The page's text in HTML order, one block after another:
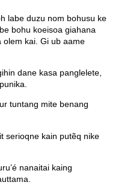
labe duzu nom bohusu ke
bohu koeisoa giahana
olem kai. Gi ub aame
dane kasa panglelete,
tuntang mite benang
serioqne kain putẽq nike
nanaitai kaing